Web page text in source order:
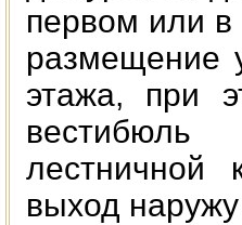
первом или в
размещение
этажа, при
лестничной
выход